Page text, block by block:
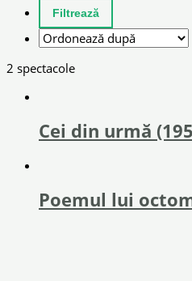
2 spectacole
Cei din urmă
Poemul lui